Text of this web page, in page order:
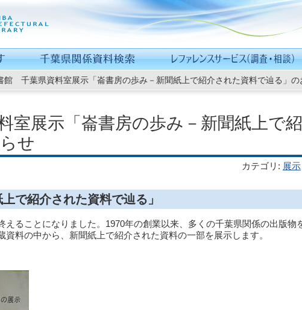
館 千葉県資料室展示「崙書房の歩み－新聞紙上で紹介された資料で辿る」の
展示「崙書房の歩み－新聞紙上で
せ
カテゴリ : 展示
で紹介された資料で辿る」
ることになりました。1970年の創業以来、多くの千葉県関係の出版物
料の中から、新聞紙上で紹介された資料の一部を展示します。